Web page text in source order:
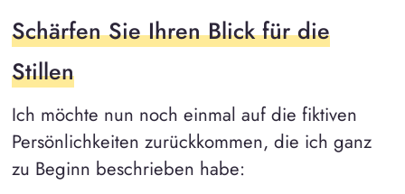
Schärfen Sie Ihren Blick für die
Stillen
Ich möchte nun noch einmal auf die fiktiven
Persönlichkeiten zurückkommen, die ich ganz
zu Beginn beschrieben habe: